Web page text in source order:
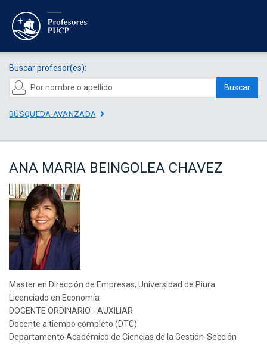
Buscar profesor(es):
Buscar
BÚSQUEDA AVANZADA
ANA MARIA BEINGOLEA CHAVEZ
Master en Dirección de Empresas, Universidad de Piura
Licenciado en Economía
DOCENTE ORDINARIO - AUXILIAR
Docente a tiempo completo (DTC)
Departamento Académico de Ciencias de la Gestión-Sección